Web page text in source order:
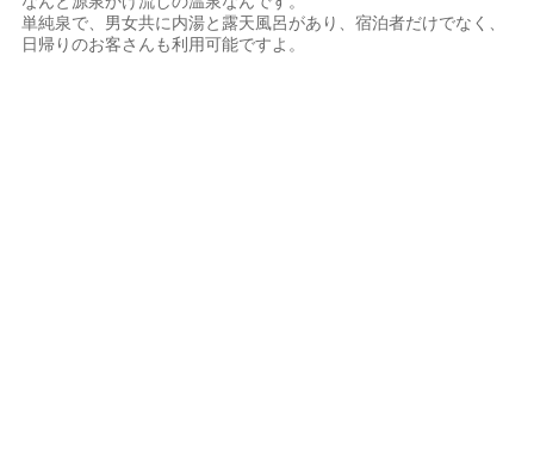
単純泉で、男女共に内湯と露天風呂があり、宿泊者だけでなく、
日帰りのお客さんも利用可能ですよ。